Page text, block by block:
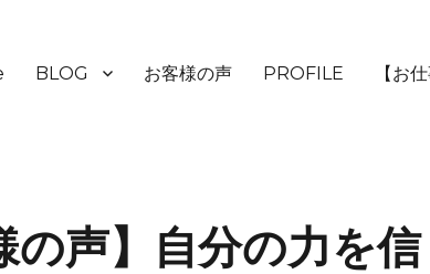
BLOG お客様の声 PROFILE 【お
の声】自分の力を